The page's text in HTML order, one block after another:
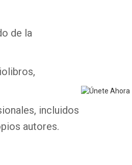
de la
incluidos
autores.